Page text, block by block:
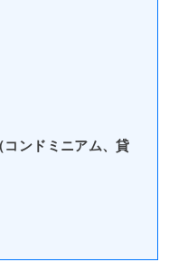
ンドミニアム、貸